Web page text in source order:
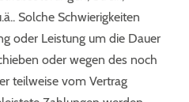
Solche Schwierigkeiten
oder Leistung um die Dauer
oder wegen des noch
teilweise vom Vertrag